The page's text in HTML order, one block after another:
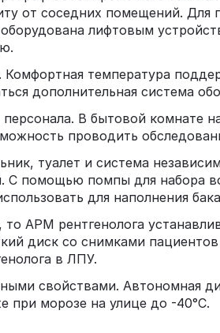
от соседних помещений.
лифтовым
температура
дополнительная система
В бытовой комнате
проводить
туалет и система
С помощью помпы для набора
для наполнения
АРМ рентгенолога
диск со снимками
в ЛПУ.
свойствами. Автономная
при морозе на улице до -40°С.